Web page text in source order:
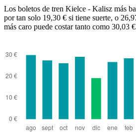
Los boletos de tren Kielce - Kalisz más
por tan solo 19,30 € si tiene suerte, o
más caro puede costar tanto como 30,03